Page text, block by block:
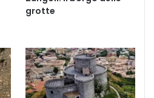
grotte